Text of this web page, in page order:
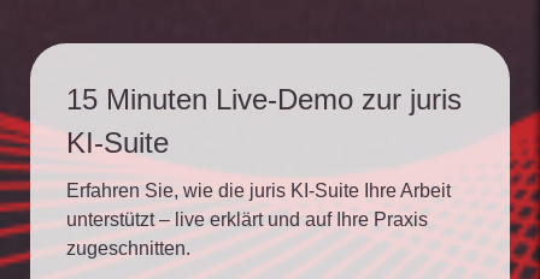
15 Minuten Live-Demo zur juris
KI-Suite
Erfahren Sie, wie die juris KI-Suite Ihre Arbeit
unterstützt – live erklärt und auf Ihre Praxis
zugeschnitten.